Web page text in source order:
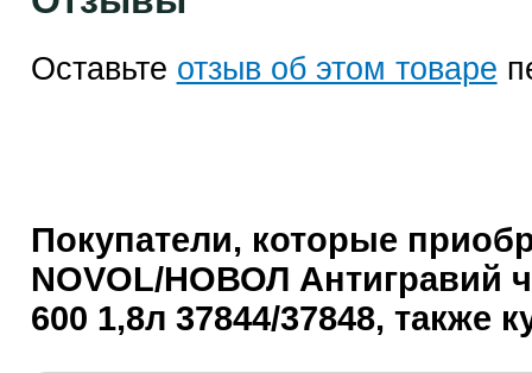
Оставьте отзыв об этом товаре
Покупатели, которые
NOVOL/НОВОЛ Антигравий
600 1,8л 37844/37848, также